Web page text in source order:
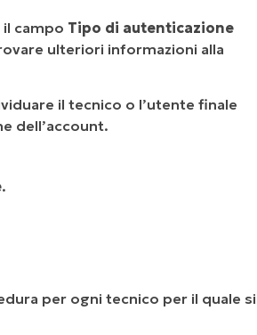
il campo Tipo di autenticazione
ulteriori informazioni alla
il tecnico o l’utente finale
dell’account.
.
per ogni tecnico per il quale si